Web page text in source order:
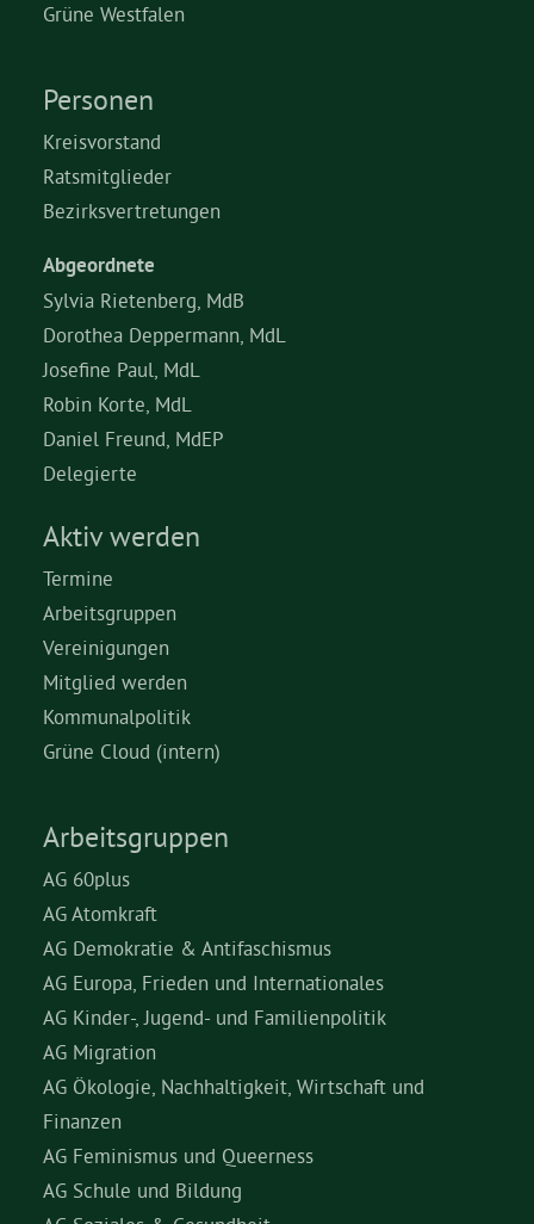
Grüne Westfalen
Personen
Kreisvorstand
Ratsmitglieder
Bezirksvertretungen
Abgeordnete
Sylvia Rietenberg, MdB
Dorothea Deppermann, MdL
Josefine Paul, MdL
Robin Korte, MdL
Daniel Freund, MdEP
Delegierte
Aktiv werden
Termine
Arbeitsgruppen
Vereinigungen
Mitglied werden
Kommunalpolitik
Grüne Cloud (intern)
Arbeitsgruppen
AG 60plus
AG Atomkraft
AG Demokratie & Antifaschismus
AG Europa, Frieden und Internationales
AG Kinder-, Jugend- und Familienpolitik
AG Migration
AG Ökologie, Nachhaltigkeit, Wirtschaft und
Finanzen
AG Feminismus und Queerness
AG Schule und Bildung